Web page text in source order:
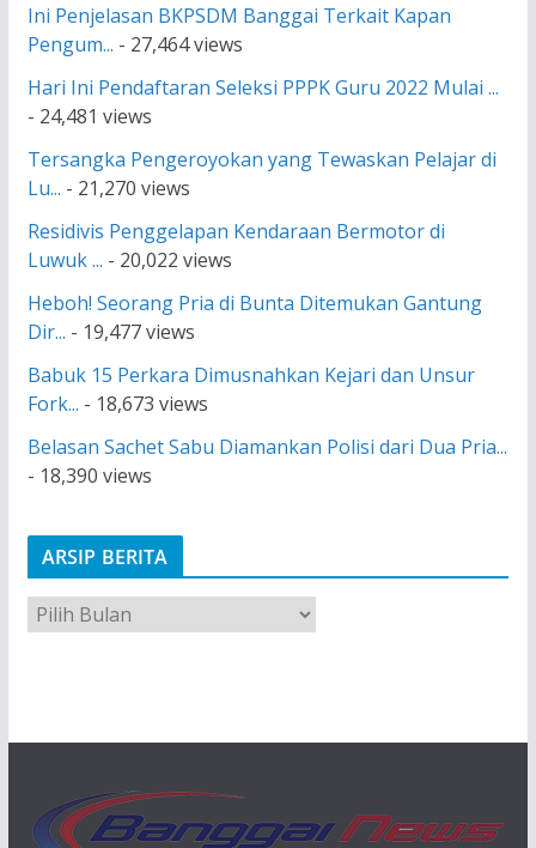
Ini Penjelasan BKPSDM Banggai Terkait Kapan
Pengum... - 27,464 views
Hari Ini Pendaftaran Seleksi PPPK Guru 2022 Mulai ...
- 24,481 views
Tersangka Pengeroyokan yang Tewaskan Pelajar di
Lu... - 21,270 views
Residivis Penggelapan Kendaraan Bermotor di
Luwuk ... - 20,022 views
Heboh! Seorang Pria di Bunta Ditemukan Gantung
Dir... - 19,477 views
Babuk 15 Perkara Dimusnahkan Kejari dan Unsur
Fork... - 18,673 views
Belasan Sachet Sabu Diamankan Polisi dari Dua Pria...
- 18,390 views
ARSIP BERITA
A
r